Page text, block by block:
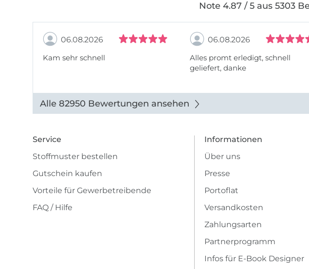
Note 4.87 / 5 aus 5303
06.08.2026
Kam sehr schnell
06.08.2026
Alles promt erledigt, schnell
geliefert, danke
Alle 82950 Bewertungen ansehen
Service
Stoffmuster bestellen
Gutschein kaufen
Vorteile für Gewerbetreibende
FAQ / Hilfe
Informationen
Über uns
Presse
Portoflat
Versandkosten
Zahlungsarten
Partnerprogramm
Infos für E-Book Designer